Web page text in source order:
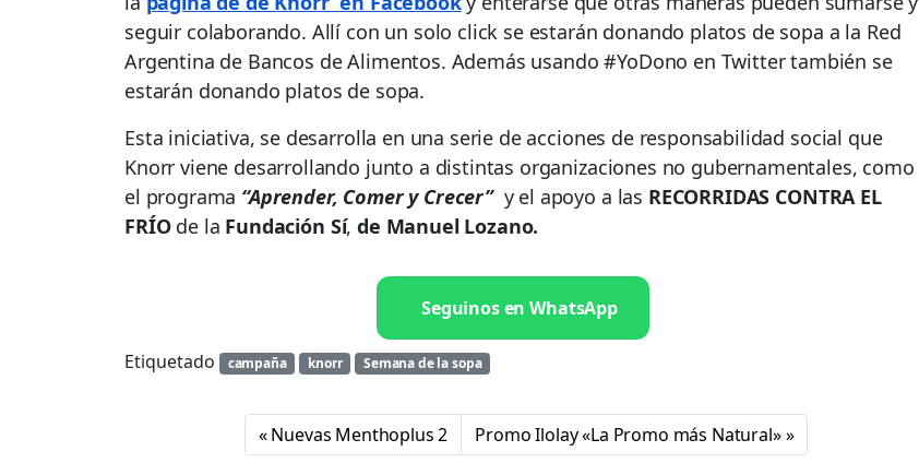
seguir colaborando. Allí con un solo click se estarán donando platos de sopa a la Red
Argentina de Bancos de Alimentos. Además usando #YoDono en Twitter también se
estarán donando platos de sopa.
Esta iniciativa, se desarrolla en una serie de acciones de responsabilidad social que
Knorr viene desarrollando junto a distintas organizaciones no gubernamentales, como
el programa “Aprender, Comer y Crecer”y el apoyo a las RECORRIDAS CONTRA EL
FRÍOde la Fundación Sí, de Manuel Lozano.
Seguinos en WhatsApp
Etiquetado campaña knorr Semana de la sopa
Nuevas Menthoplus 2 Promo Ilolay «La Promo más Natural»